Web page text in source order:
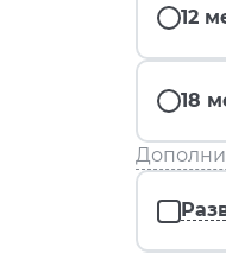
12
18